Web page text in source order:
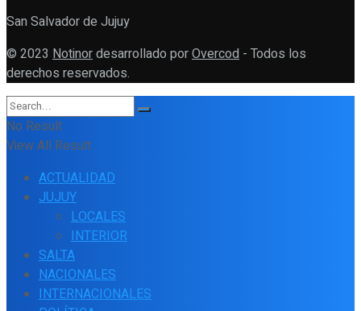
San Salvador de Jujuy
© 2023 Notinordesarrollado porOvercod - Todos los
derechos reservados.
No Result
View All Result
ACTUALIDAD
JUJUY
LOCALES
INTERIOR
SALTA
NACIONALES
INTERNACIONALES